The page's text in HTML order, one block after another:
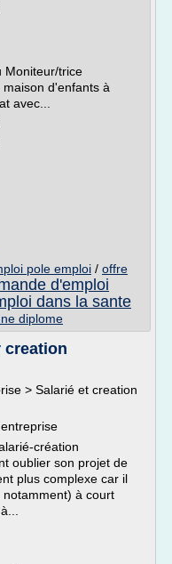
Moniteur/trice
d'enfants à
avec...
pole emploi / offre
d'emploi
dans la sante
diplome
creation
> Salarié et creation
création
oublier son projet de
plus complexe car il
à court